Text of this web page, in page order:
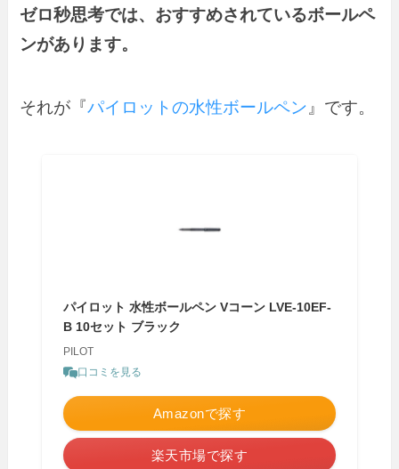
ゼロ秒思考では、おすすめされているボールペ
ンがあります。
それが『パイロットの水性ボールペン 』です。
パイロット 水性ボールペン Vコーン LVE-10EF-
B 10セット ブラック
PILOT
口コミを見る
Amazonで探す
楽天市場で探す